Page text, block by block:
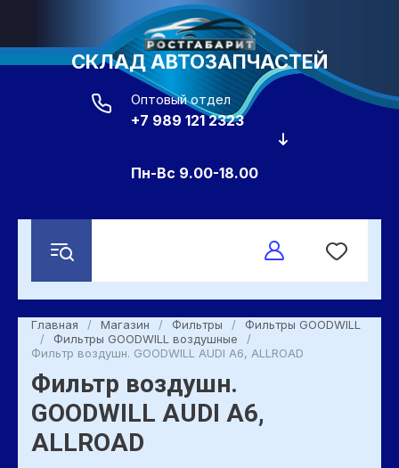
СКЛАД АВТОЗАПЧАСТЕЙ
Оптовый отдел
+7 989 121 2323
Пн-Вс 9.00-18.00
Главная / Магазин / Фильтры /
Фильтры GOODWILL
/
Фильтры GOODWILL воздушные
/
Фильтр воздушн. GOODWILL AUDI A6, ALLROAD
Фильтр воздушн.
GOODWILL AUDI A6,
ALLROAD